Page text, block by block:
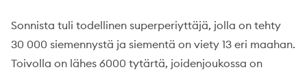
Sonnista tuli todellinen superperiyttäjä, jolla on tehty
30 000 siemennystä ja siementä on viety 13 eri maahan.
Toivolla on lähes 6000 tytärtä, joidenjoukossa on